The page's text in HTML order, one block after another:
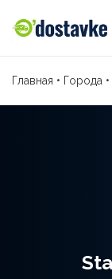
Главная • Города •